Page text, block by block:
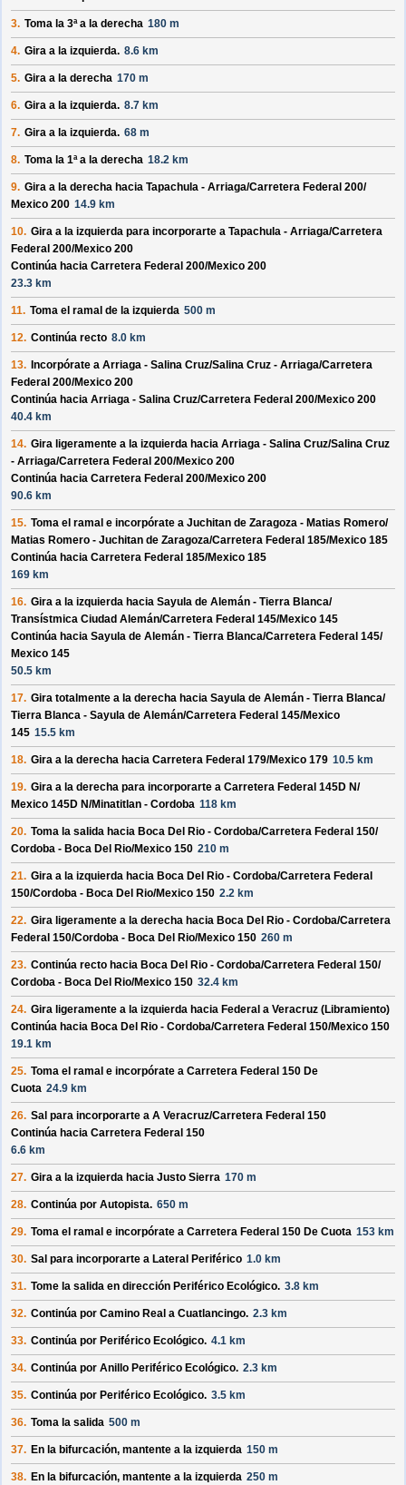
3. Toma la 3ª a la derecha 180 m
4. Gira a la izquierda. 8.6 km
5. Gira a la derecha 170 m
6. Gira a la izquierda. 8.7 km
7. Gira a la izquierda. 68 m
8. Toma la 1ª a la derecha 18.2 km
9. Gira a la derecha hacia Tapachula - Arriaga/Carretera Federal 200/
Mexico 200 14.9 km
10. Gira a la izquierda para incorporarte a Tapachula - Arriaga/Carretera
Federal 200/Mexico 200
Continúa hacia Carretera Federal 200/Mexico 200
23.3 km
11. Toma el ramal de la izquierda 500 m
12. Continúa recto 8.0 km
13. Incorpórate a Arriaga - Salina Cruz/Salina Cruz - Arriaga/Carretera
Federal 200/Mexico 200
Continúa hacia Arriaga - Salina Cruz/Carretera Federal 200/Mexico 200
40.4 km
14. Gira ligeramente a la izquierda hacia Arriaga - Salina Cruz/Salina Cruz
- Arriaga/Carretera Federal 200/Mexico 200
Continúa hacia Carretera Federal 200/Mexico 200
90.6 km
15. Toma el ramal e incorpórate a Juchitan de Zaragoza - Matias Romero/
Matias Romero - Juchitan de Zaragoza/Carretera Federal 185/Mexico 185
Continúa hacia Carretera Federal 185/Mexico 185
169 km
16. Gira a la izquierda hacia Sayula de Alemán - Tierra Blanca/
Transístmica Ciudad Alemán/Carretera Federal 145/Mexico 145
Continúa hacia Sayula de Alemán - Tierra Blanca/Carretera Federal 145/
Mexico 145
50.5 km
17. Gira totalmente a la derecha hacia Sayula de Alemán - Tierra Blanca/
Tierra Blanca - Sayula de Alemán/Carretera Federal 145/Mexico
145 15.5 km
18. Gira a la derecha hacia Carretera Federal 179/Mexico 179 10.5 km
19. Gira a la derecha para incorporarte a Carretera Federal 145D N/
Mexico 145D N/Minatitlan - Cordoba 118 km
20. Toma la salida hacia Boca Del Rio - Cordoba/Carretera Federal 150/
Cordoba - Boca Del Rio/Mexico 150 210 m
21. Gira a la izquierda hacia Boca Del Rio - Cordoba/Carretera Federal
150/Cordoba - Boca Del Rio/Mexico 150 2.2 km
22. Gira ligeramente a la derecha hacia Boca Del Rio - Cordoba/Carretera
Federal 150/Cordoba - Boca Del Rio/Mexico 150 260 m
23. Continúa recto hacia Boca Del Rio - Cordoba/Carretera Federal 150/
Cordoba - Boca Del Rio/Mexico 150 32.4 km
24. Gira ligeramente a la izquierda hacia Federal a Veracruz (Libramiento)
Continúa hacia Boca Del Rio - Cordoba/Carretera Federal 150/Mexico 150
19.1 km
25. Toma el ramal e incorpórate a Carretera Federal 150 De
Cuota 24.9 km
26. Sal para incorporarte a A Veracruz/Carretera Federal 150
Continúa hacia Carretera Federal 150
6.6 km
27. Gira a la izquierda hacia Justo Sierra 170 m
28. Continúa por Autopista. 650 m
29. Toma el ramal e incorpórate a Carretera Federal 150 De Cuota 153 km
30. Sal para incorporarte a Lateral Periférico 1.0 km
31. Tome la salida en dirección Periférico Ecológico. 3.8 km
32. Continúa por Camino Real a Cuatlancingo. 2.3 km
33. Continúa por Periférico Ecológico. 4.1 km
34. Continúa por Anillo Periférico Ecológico. 2.3 km
35. Continúa por Periférico Ecológico. 3.5 km
36. Toma la salida 500 m
37. En la bifurcación, mantente a la izquierda 150 m
38. En la bifurcación, mantente a la izquierda 250 m